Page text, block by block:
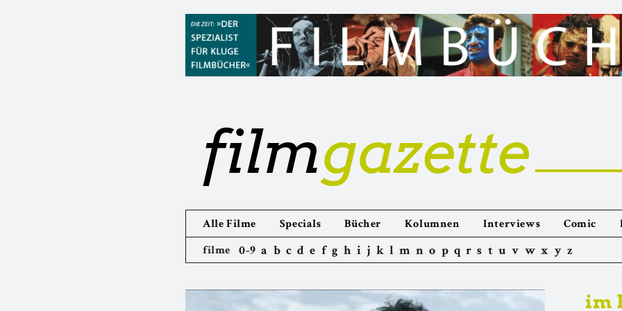
filmgazette
Alle Filme Specials Bücher Kolumnen Interviews Comic
filme 0-9 a b c d e f g h i j k l m n o p q r s t u v w x y z
im